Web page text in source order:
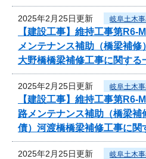
2025年2月25日更新 岐阜土木
【建設工事】維持工事第
メンテナンス補助（橋梁補修
大野橋橋梁補修工事に関する
2025年2月25日更新 岐阜土木
【建設工事】維持工事第
路メンテナンス補助（橋梁補
債）河渡橋橋梁補修工事に関
2025年2月25日更新 岐阜土木